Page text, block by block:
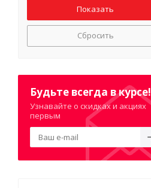
Сбросить
Будьте всегда в курсе!
Узнавайте о скидках и акциях
первым